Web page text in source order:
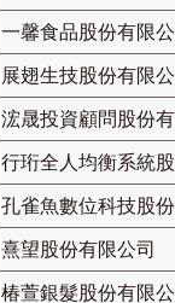
一馨食品股份有限公
展翅生技股份有限公
浤晟投資顧問股份
行珩全人均衡系統
孔雀魚數位科技股
熹望股份有限公司
椿萱銀髮股份有限公